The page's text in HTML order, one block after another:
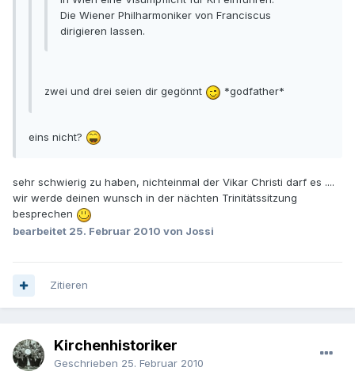
Die Wiener Philharmoniker von Franciscus
dirigieren lassen.
zwei und drei seien dir gegönnt *godfather*
eins nicht?
sehr schwierig zu haben, nichteinmal der Vikar Christi darf es ....
wir werde deinen wunsch in der nächten Trinitätssitzung
besprechen
bearbeitet 25. Februar 2010 von Jossi
Zitieren
Kirchenhistoriker
Geschrieben 25. Februar 2010